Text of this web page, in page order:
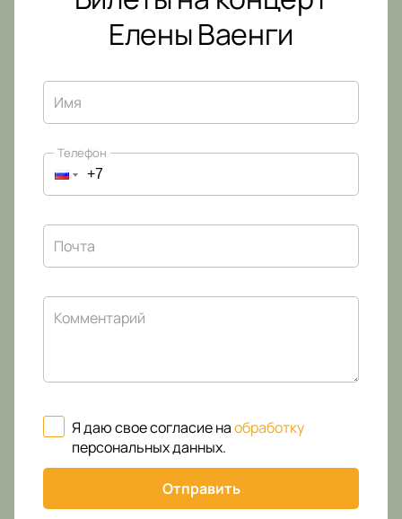
Елены Ваенги
Имя
Телефон
Почта
Комментарий
Я даю свое согласие наобработку
персональных данных.
Отправить